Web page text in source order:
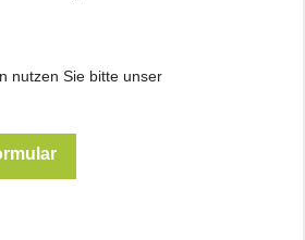
nutzen Sie bitte unser